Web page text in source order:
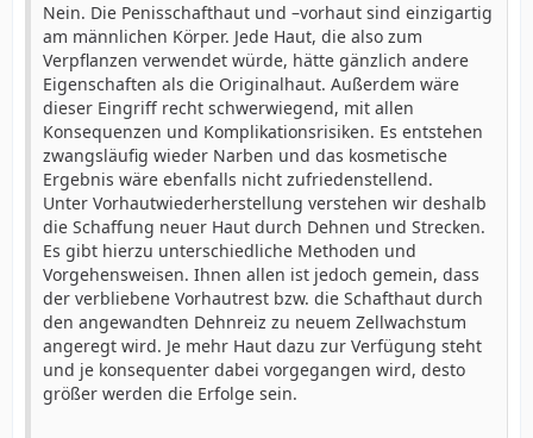
Nein. Die Penisschafthaut und –vorhaut sind einzigartig
am männlichen Körper. Jede Haut, die also zum
Verpflanzen verwendet würde, hätte gänzlich andere
Eigenschaften als die Originalhaut. Außerdem wäre
dieser Eingriff recht schwerwiegend, mit allen
Konsequenzen und Komplikationsrisiken. Es entstehen
zwangsläufig wieder Narben und das kosmetische
Ergebnis wäre ebenfalls nicht zufriedenstellend.
Unter Vorhautwiederherstellung verstehen wir deshalb
die Schaffung neuer Haut durch Dehnen und Strecken.
Es gibt hierzu unterschiedliche Methoden und
Vorgehensweisen. Ihnen allen ist jedoch gemein, dass
der verbliebene Vorhautrest bzw. die Schafthaut durch
den angewandten Dehnreiz zu neuem Zellwachstum
angeregt wird. Je mehr Haut dazu zur Verfügung steht
und je konsequenter dabei vorgegangen wird, desto
größer werden die Erfolge sein.